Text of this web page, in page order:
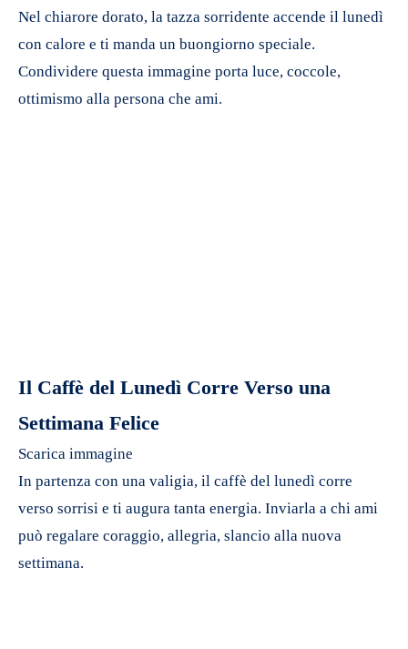
Nel chiarore dorato, la tazza sorridente accende il lunedì
con calore e ti manda un buongiorno speciale.
Condividere questa immagine porta luce, coccole,
ottimismo alla persona che ami.
Il Caffè del Lunedì Corre Verso una
Settimana Felice
Scarica immagine
In partenza con una valigia, il caffè del lunedì corre
verso sorrisi e ti augura tanta energia. Inviarla a chi ami
può regalare coraggio, allegria, slancio alla nuova
settimana.